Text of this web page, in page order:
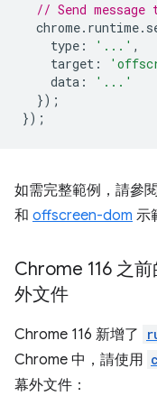
// Send message
chrome. runtime.
type : '...' ,
target :
data :
'...'
});
});
如需完整範例，請參
和 offscreen-dom 示
Chrome 116 之
外文件
Chrome 116 新增了
Chrome 中，請使用
幕外文件：